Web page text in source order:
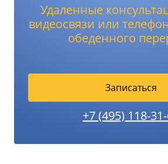
Удаленные
видеосвязи или
обеденного
Записаться
+7 (495) 118-